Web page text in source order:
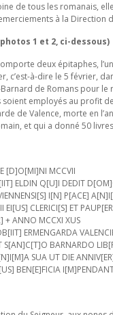
de tous les romanais,
à la Direction
1 et 2, ci-dessous)
deux épitaphes,
c’est-à-dire le 5 février,
Barnard de Romans pour
employés au profit
de Valence, morte en
et qui a donné 50
[D]O[MI]NI MCCVII
ELDIN Q[U]I DEDIT
I[N] P[ACE]
EI[US] CLERICI[S] ET
+ ANNO MCCXI XUS
ERMENGARDA
BARNARDO
SUA UT DIE
BEN[E]FICIA